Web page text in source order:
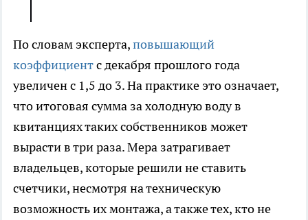
По словам эксперта,повышающий
коэффициентс декабря прошлого года
увеличен с 1,5 до 3. На практике это означает,
что итоговая сумма за холодную воду в
квитанциях таких собственников может
вырасти в три раза. Мера затрагивает
владельцев, которые решили не ставить
счетчики, несмотря на техническую
возможность их монтажа, а также тех, кто не